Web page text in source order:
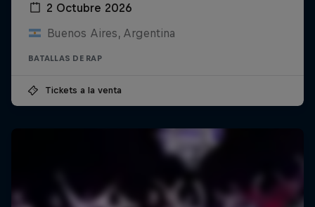
2 Octubre 2026
Buenos Aires, Argentina
BATALLAS DE RAP
Tickets a la venta